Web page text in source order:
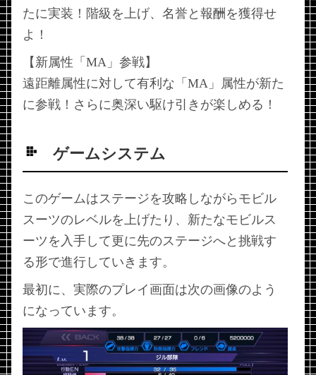
たに実装！階級を上げ、名誉と報酬を獲得せ
よ！
【新属性「MA」参戦】
遠距離属性に対して有利な「MA」属性が新た
に参戦！さらに奥深い駆け引きが楽しめる！
ゲームシステム
このゲームはステージを攻略しながらモビル
スーツのレベルを上げたり、新たなモビルス
ーツを入手して更に先のステージへと挑戦す
る形で進行していきます。
最初に、実際のプレイ画面は次の画像のよう
になっています。